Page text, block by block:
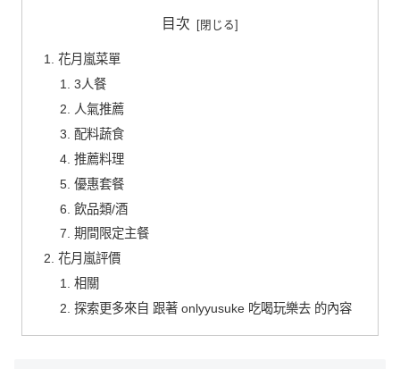
目次
花月嵐菜單
3人餐
人氣推薦
配料蔬食
推薦料理
優惠套餐
飲品類/酒
期間限定主餐
花月嵐評價
相關
探索更多來自 跟著 onlyyusuke 吃喝玩樂去 的內容